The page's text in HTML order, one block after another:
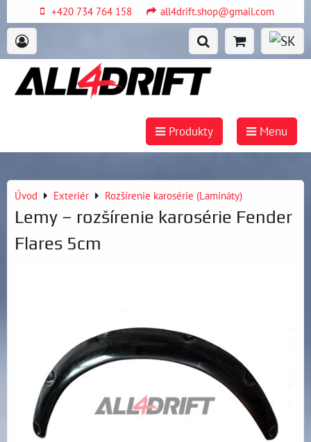
+420 734 764 158 all4drift.shop@gmail.com
Produkty Menu
Úvod Exteriér Rozšírenie karosérie (Lamináty)
Lemy – rozšírenie karosérie Fender
Flares 5cm